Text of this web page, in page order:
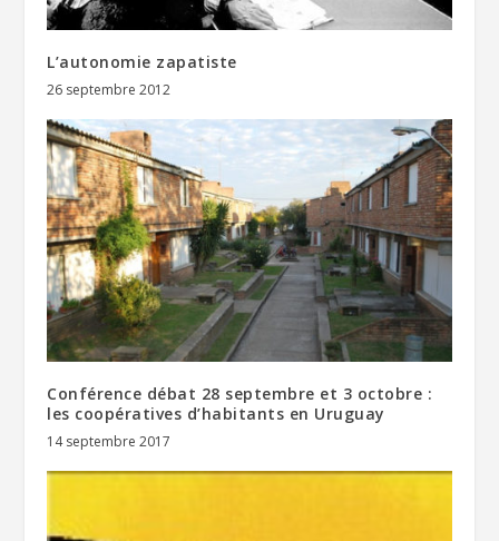
L’autonomie zapatiste
26 septembre 2012
Conférence débat 28 septembre et 3 octobre :
les coopératives d’habitants en Uruguay
14 septembre 2017